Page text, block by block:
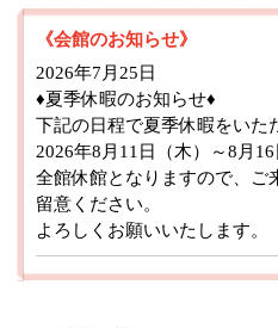
《会館のお知らせ》